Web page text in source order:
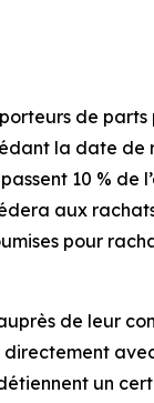
de
la date de
10 % de
aux
pour
de leur
un